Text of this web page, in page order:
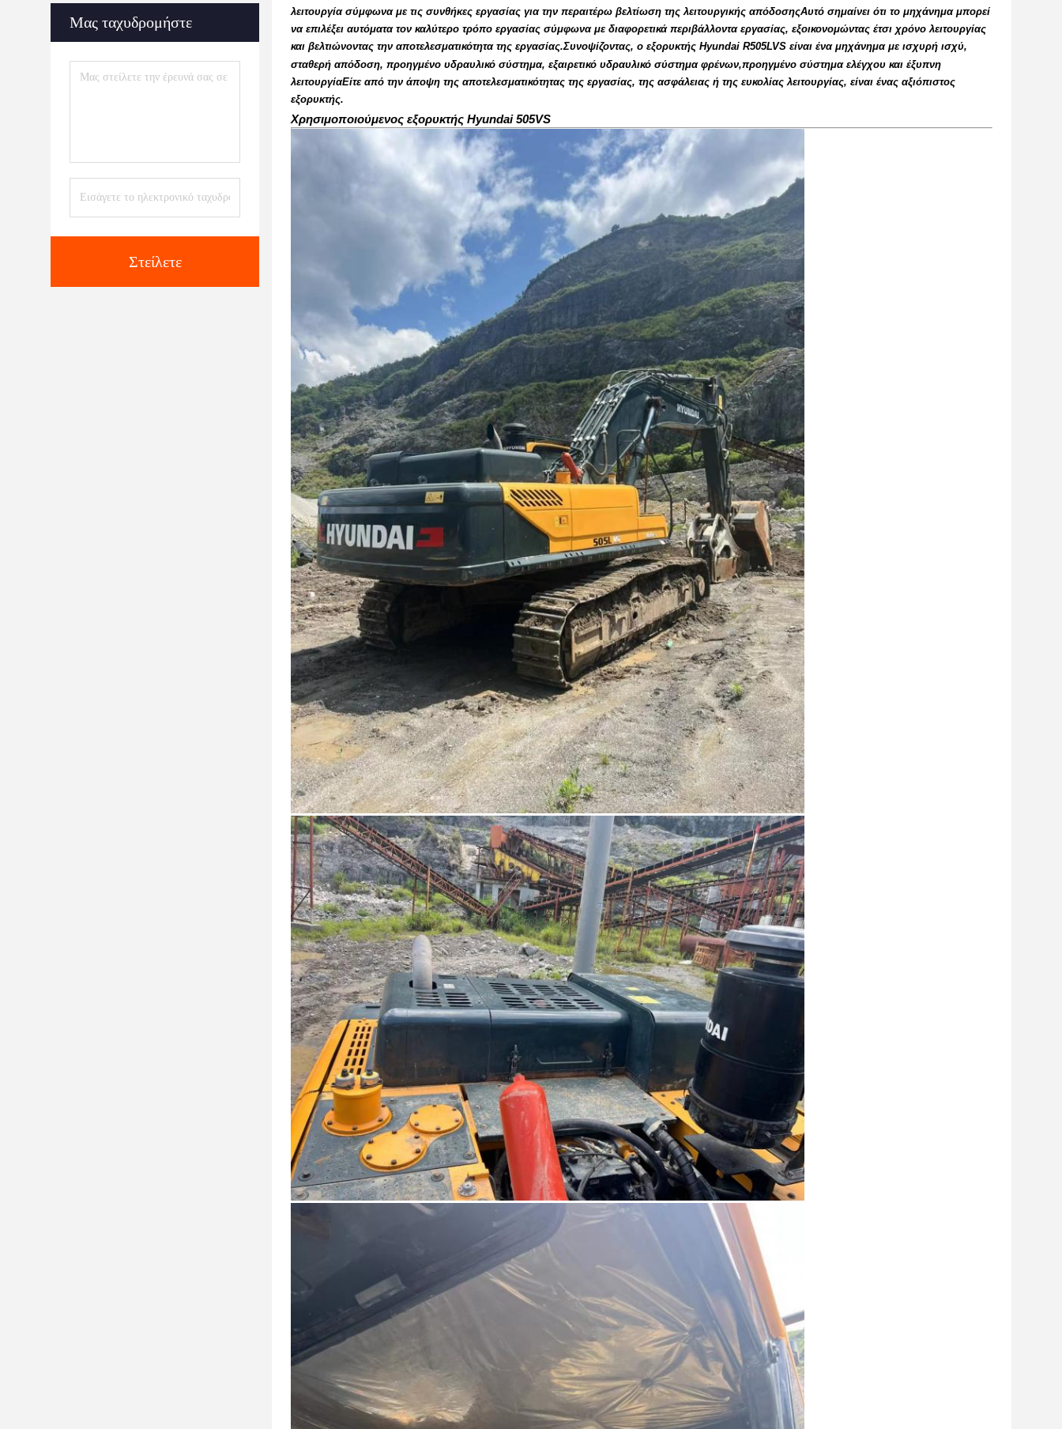
Μας ταχυδρομήστε
Στείλετε
λειτουργία σύμφωνα με τις συνθήκες εργασίας για την περαιτέρω βελτίωση της λειτουργικής απόδοσηςΑυτό σημαίνει ότι το μηχάνημα μπορεί
να επιλέξει αυτόματα τον καλύτερο τρόπο εργασίας σύμφωνα με διαφορετικά περιβάλλοντα εργασίας, εξοικονομώντας έτσι χρόνο λειτουργίας
και βελτιώνοντας την αποτελεσματικότητα της εργασίας.Συνοψίζοντας, ο εξορυκτής Hyundai R505LVS είναι ένα μηχάνημα με ισχυρή ισχύ,
σταθερή απόδοση, προηγμένο υδραυλικό σύστημα, εξαιρετικό υδραυλικό σύστημα φρένων,προηγμένο σύστημα ελέγχου και έξυπνη
λειτουργίαΕίτε από την άποψη της αποτελεσματικότητας της εργασίας, της ασφάλειας ή της ευκολίας λειτουργίας, είναι ένας αξιόπιστος
εξορυκτής.
Χρησιμοποιούμενος εξορυκτής Hyundai 505VS